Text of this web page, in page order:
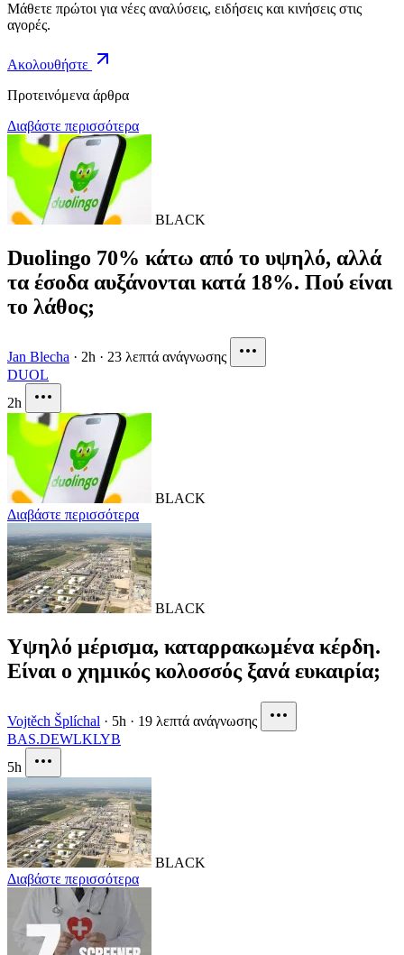
Μάθετε πρώτοι για νέες αναλύσεις, ειδήσεις και κινήσεις στις
αγορές.
Ακολουθήστε
Προτεινόμενα άρθρα
Διαβάστε περισσότερα
BLACK
Duolingo 70% κάτω από το υψηλό, αλλά
τα έσοδα αυξάνονται κατά 18%. Πού είναι
το λάθος;
Jan Blecha · 2h · 23 λεπτά ανάγνωσης
DUOL
2h
BLACK
Διαβάστε περισσότερα
BLACK
Υψηλό μέρισμα, καταρρακωμένα κέρδη.
Είναι ο χημικός κολοσσός ξανά ευκαιρία;
Vojtěch Šplíchal · 5h · 19 λεπτά ανάγνωσης
BAS.DEWLKLYB
5h
BLACK
Διαβάστε περισσότερα